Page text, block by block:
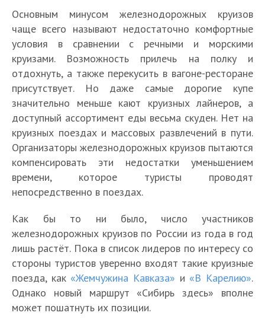
Основным минусом железнодорожных круизов
чаще всего называют недостаточно комфортные
условия в сравнении с речными и морскими
круизами. Возможность прилечь на полку и
отдохнуть, а также перекусить в вагоне-ресторане
присутствует. Но даже самые дорогие купе
значительно меньше кают круизных лайнеров, а
доступный ассортимент еды весьма скуден. Нет на
круизных поездах и массовых развлечений в пути.
Организаторы железнодорожных круизов пытаются
компенсировать эти недостатки уменьшением
времени, которое туристы проводят
непосредственно в поездах.
Как бы то ни было, число участников
железнодорожных круизов по России из года в год
лишь растёт. Пока в список лидеров по интересу со
стороны туристов уверенно входят такие круизные
поезда, как «Жемчужина Кавказа» и «В Карелию».
Однако новый маршрут «Сибирь здесь» вполне
может пошатнуть их позиции.